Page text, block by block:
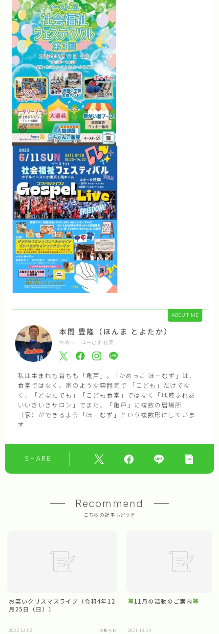
ABOUT ME
本間 豊隆（ほんま とよたか）
かめっこ ほーむず 代表
私は生まれも育ちも「亀戸」｡ 「かめっこ ほーむず」は、
食堂ではなく、家のような雰囲気で 「こども」だけでな
く、「どなたでも」「こども食堂」ではなく「地域ふれあ
いいきいきサロン」でまた、「亀戸」に複数の居場所
（家）ができるよう「ほーむず」という複数形にしていま
す
SHARE
Recommend
こちらの記事もどうぞ
お笑いクリスマスライブ（令和4年12
月25日（日））
2022.12.02 お知らせ
11月の活動のご案内
2021.10.29